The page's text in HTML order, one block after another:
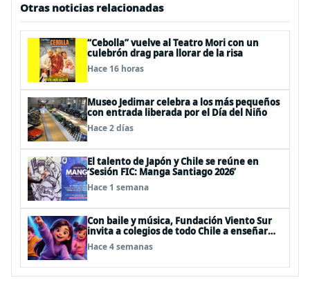
Otras noticias relacionadas
“Cebolla” vuelve al Teatro Mori con un
culebrón drag para llorar de la risa
Hace 16 horas
Museo Jedimar celebra a los más pequeños
con entrada liberada por el Día del Niño
Hace 2 días
El talento de Japón y Chile se reúne en
‘Sesión FIC: Manga Santiago 2026’
Hace 1 semana
Con baile y música, Fundación Viento Sur
invita a colegios de todo Chile a enseñar
autocuidado a los más pequeños
Hace 4 semanas